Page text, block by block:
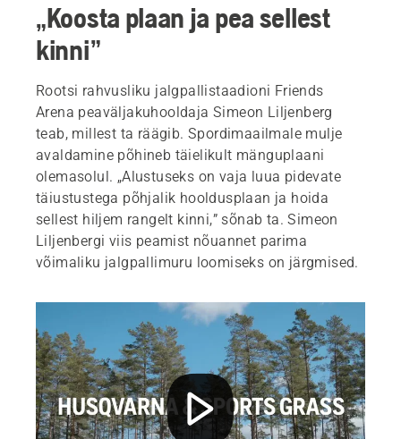
Kõik professionaalsed robotniidukid
„Koosta plaan ja pea sellest
kinni”
Rootsi rahvusliku jalgpallistaadioni Friends
Arena peaväljakuhooldaja Simeon Liljenberg
teab, millest ta räägib. Spordimaailmale mulje
avaldamine põhineb täielikult mänguplaani
olemasolul. „Alustuseks on vaja luua pidevate
täiustustega põhjalik hooldusplaan ja hoida
sellest hiljem rangelt kinni,” sõnab ta. Simeon
Liljenbergi viis peamist nõuannet parima
võimaliku jalgpallimuru loomiseks on järgmised.